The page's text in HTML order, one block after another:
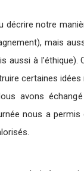
décrire notre
mais
aussi à
certaines
avons
nous a